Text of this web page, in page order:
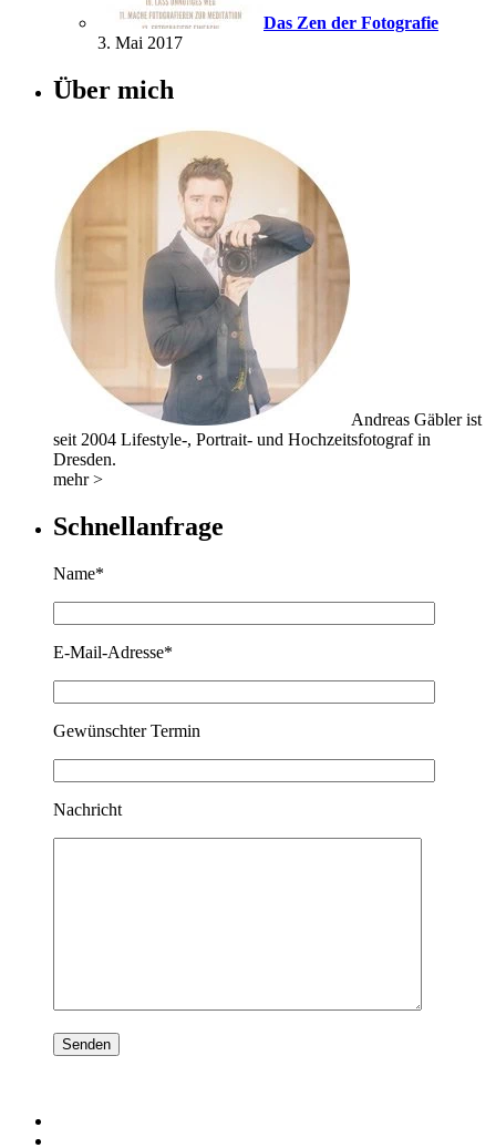
Das Zen der Fotografie
3. Mai 2017
Über mich
Andreas Gäbler ist
seit 2004 Lifestyle-, Portrait- und Hochzeitsfotograf in
Dresden.
mehr >
Schnellanfrage
Name*
E-Mail-Adresse*
Gewünschter Termin
Nachricht